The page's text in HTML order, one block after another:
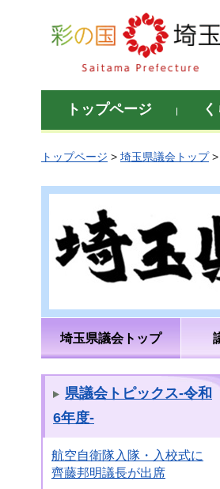
彩の国 埼玉県
トップページ
トップページ > 埼玉県議会トップ>
埼玉県議会トップ
県議会トピックス-令和
6年度-
航空自衛隊入隊・入校式に
齊藤邦明議長が出席